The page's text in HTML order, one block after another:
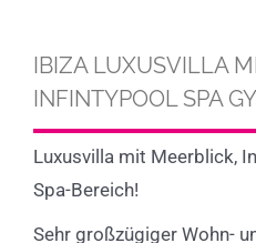
IBIZA LUXUSVILLA
INFINTYPOOL SPA
Luxusvilla mit Meerblick,
Spa-Bereich!
Sehr großzügiger Wohn-